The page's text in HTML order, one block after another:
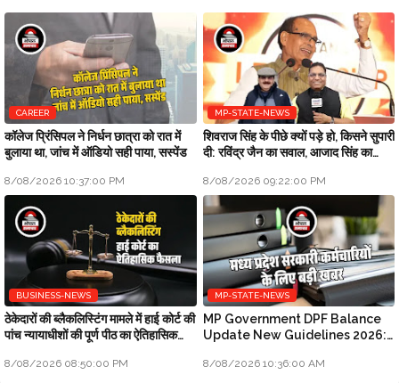
CAREER
कॉलेज प्रिंसिपल ने निर्धन छात्रा को रात में
बुलाया था, जांच में ऑडियो सही पाया, सस्पेंड
8/08/2026 10:37:00 PM
MP-STATE-NEWS
शिवराज सिंह के पीछे क्यों पड़े हो, किसने सुपारी
दी: रविंद्र जैन का सवाल, आजाद सिंह का
8/08/2026 09:22:00 PM
BUSINESS-NEWS
ठेकेदारों की ब्लैकलिस्टिंग मामले में हाई कोर्ट की
पांच न्यायाधीशों की पूर्ण पीठ का ऐतिहासिक
8/08/2026 08:50:00 PM
MP-STATE-NEWS
MP Government DPF Balance
Update New Guidelines 2026:
खबर
8/08/2026 10:36:00 AM